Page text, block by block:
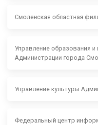
Смоленская областная
Управление образования
Администрации города
Управление культуры
Федеральный центр